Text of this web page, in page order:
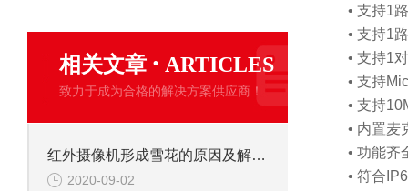
相关文章 · ARTICLES
致力于成为合格的解决方案供应商！
红外摄像机形成雪花的原因及解决办法
2020-09-02
• 支持1
• 支持1
• 支持1
• 支持
• 支持
• 内置麦
• 功能齐
• 符合